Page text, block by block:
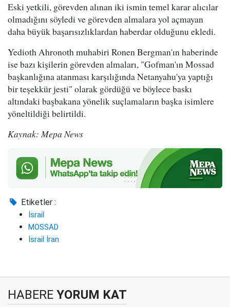
Eski yetkili, görevden alınan iki ismin temel karar alıcılar
olmadığını söyledi ve görevden almalara yol açmayan
daha büyük başarısızlıklardan haberdar olduğunu ekledi.
Yedioth Ahronoth muhabiri Ronen Bergman'ın haberinde
ise bazı kişilerin görevden almaları, "Gofman'ın Mossad
başkanlığına atanması karşılığında Netanyahu'ya yaptığı
bir teşekkür jesti" olarak gördüğü ve böylece baskı
altındaki başbakana yönelik suçlamaların başka isimlere
yöneltildiği belirtildi.
Kaynak: Mepa News
Etiketler :
İsrail
MOSSAD
İsrail İran
HABERE YORUM KAT